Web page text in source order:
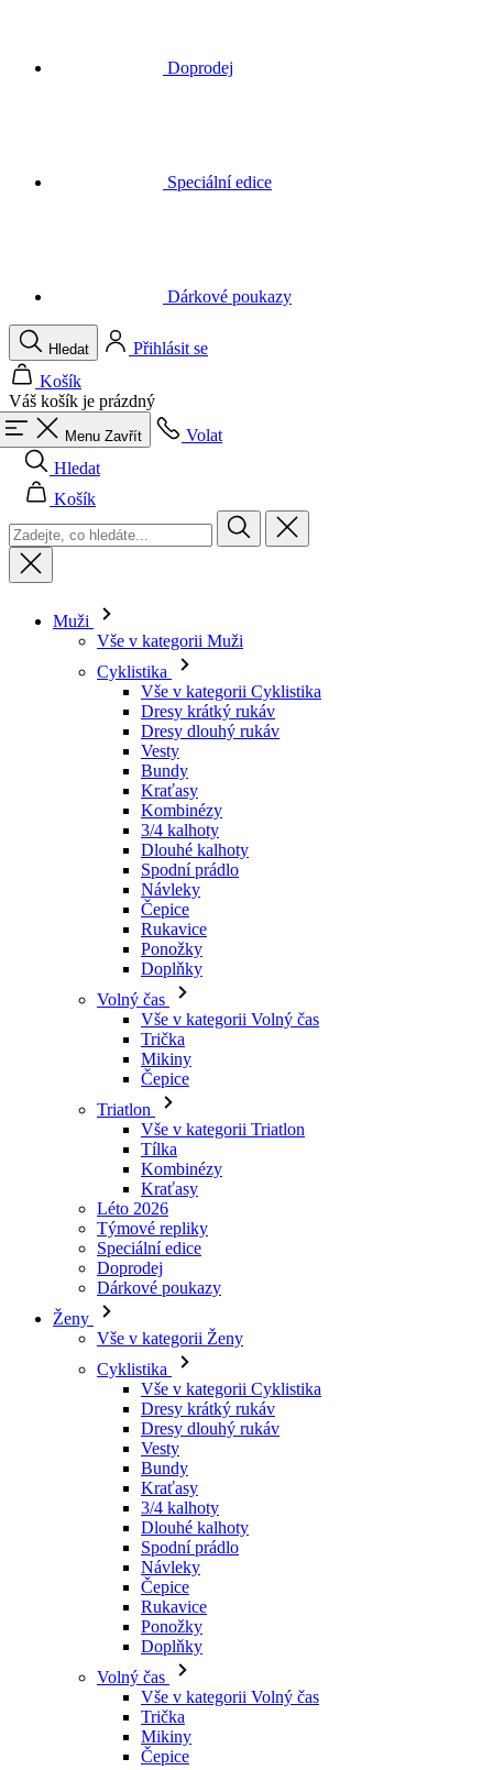
Váš košík je prázdný
Menu Zavřít
Volat
Hledat
Košík
Muži
Vše v kategorii Muži
Dresy dlouhý rukáv
Vesty
Bundy
Kraťasy
Kombinézy
3/4 kalhoty
Dlouhé kalhoty
Spodní prádlo
Návleky
Čepice
Rukavice
Ponožky
Doplňky
Volný čas
Vše v kategorii Volný čas
Trička
Mikiny
Čepice
Triatlon
Vše v kategorii Triatlon
Tílka
Kombinézy
Kraťasy
Léto 2026
Týmové repliky
Speciální edice
Doprodej
Dárkové poukazy
Ženy
Vše v kategorii Ženy
Cyklistika
Vše v kategorii Cyklistika
Dresy dlouhý rukáv
Vesty
Bundy
Kraťasy
3/4 kalhoty
Dlouhé kalhoty
Spodní prádlo
Návleky
Čepice
Rukavice
Ponožky
Doplňky
Volný čas
Vše v kategorii Volný čas
Trička
Mikiny
Čepice
Triatlon
Vše v kategorii Triatlon
Tílka
Kombinézy